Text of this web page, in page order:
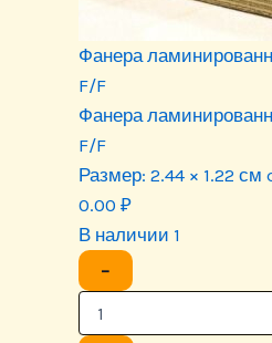
Фанера
F/F
Фанера
F/F
Размер: 2.44 × 1.22 см
0.00 ₽
В наличии 1
−